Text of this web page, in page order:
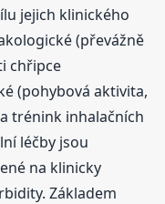
jejich klinického
(převážně
chřipce
(pohybová aktivita,
trénink inhalačních
léčby jsou
na klinicky
Základem